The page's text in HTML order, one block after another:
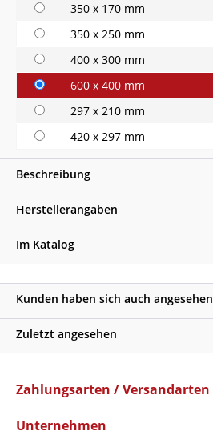
350 x 170 mm
350 x 250 mm
400 x 300 mm
600 x 400 mm
297 x 210 mm
420 x 297 mm
Beschreibung
Herstellerangaben
Im Katalog
Kunden haben sich auch angesehen
Zuletzt angesehen
Zahlungsarten / Versandarten
Unternehmen